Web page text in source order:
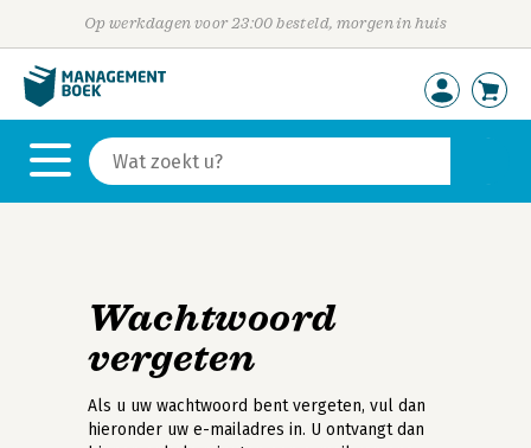
Op werkdagen voor 23:00 besteld, morgen in huis
Wachtwoord
vergeten
Als u uw wachtwoord bent vergeten, vul dan
hieronder uw e-mailadres in. U ontvangt dan